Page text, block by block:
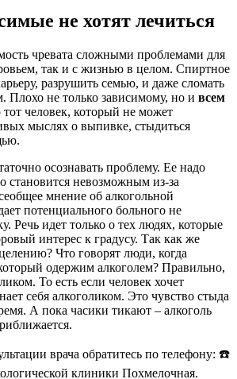
не хотят лечиться
чревата сложными проблемами для
так и с жизнью в целом. Спиртное
разрушить семью, и даже сломать
не только зависимому, но и всем
тот человек, который не может
мыслях о выпивке, стыдиться
осознавать проблему. Ее надо
становится невозможным из-за
мнение об алкогольной
потенциального больного не
Речь идет только о тех людях, которые
интерес к градусу. Так как же
Что говорят люди, когда
одержим алкоголем? Правильно,
То есть если человек хочет
себя алкоголиком. Это чувство стыда
А пока часики тикают – алкоголь
врача обратитесь по телефону: ☎️
клиники Похмелочная.